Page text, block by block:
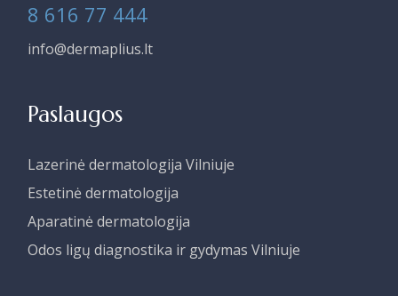
8 616 77 444
info@dermaplius.lt
Paslaugos
Lazerinė dermatologija Vilniuje
Estetinė dermatologija
Aparatinė dermatologija
Odos ligų diagnostika ir gydymas Vilniuje